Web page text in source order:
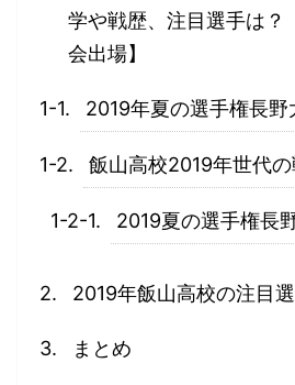
学や戦歴、注目選手は？
会出場】
2019年夏の選手権長
飯山高校2019年世代
2019夏の選手権長
2019年飯山高校の注目
まとめ